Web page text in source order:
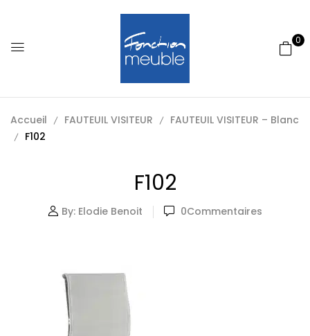
0
Accueil FAUTEUIL VISITEUR
FAUTEUIL VISITEUR – Blanc
F102
F102
By: Elodie Benoit 0Commentaires